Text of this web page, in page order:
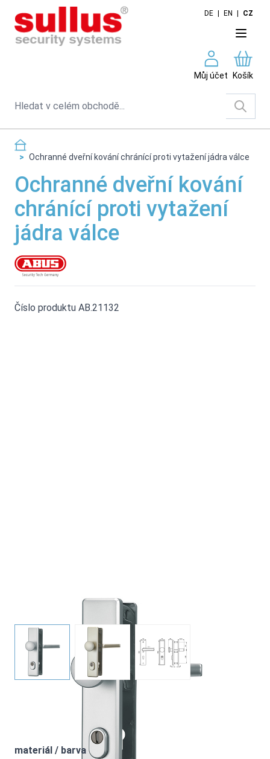
Skip to Content
DE EN CZ
Můj účet Košík
Search
> Ochranné dveřní kování chránící proti vytažení jádra válce
Ochranné dveřní kování
chránící proti vytažení
jádra válce
Číslo produktu AB.21132
jádra válce, F1
View larger imageView larger image
materiál / barva